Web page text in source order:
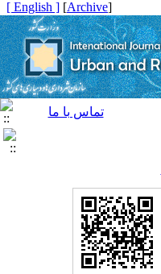
[
Archive
]
[ English ]
تماس با ما